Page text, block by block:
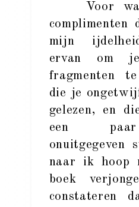
Voor wat
complimenten
mijn
ervan om
fragmenten
die je
gelezen, en
een
onuitgegeven
naar ik hoop
boek
constateren